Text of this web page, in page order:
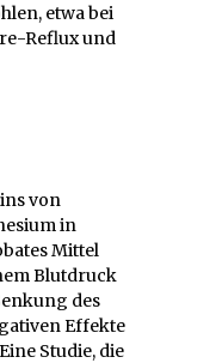
etwa bei
Reflux und
von
in
Mittel
Blutdruck
des
Effekte
Studie, die